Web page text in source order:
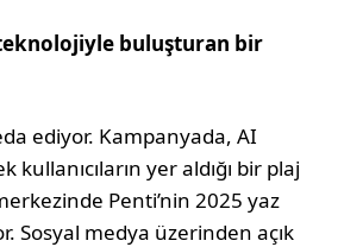
buluşturan bir
ediyor. Kampanyada, AI
yer aldığı bir plaj
Penti’nin 2025 yaz
Sosyal medya üzerinden açık